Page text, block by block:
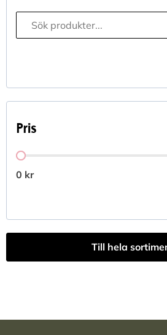
Sökfunktion
Search content
Pris
Pris
0 kr
Till hela